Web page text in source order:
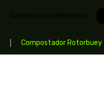
Compostador Rotorbuey